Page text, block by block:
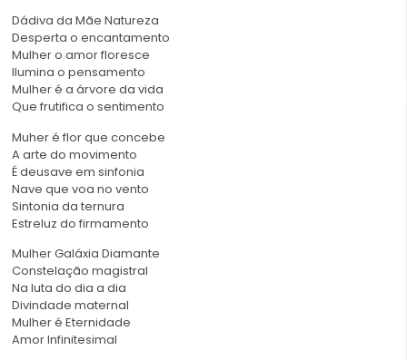
Dádiva da Mãe Natureza
Desperta o encantamento
Mulher o amor floresce
Ilumina o pensamento
Mulher é a árvore da vida
Que frutifica o sentimento
Muher é flor que concebe
A arte do movimento
É deusave em sinfonia
Nave que voa no vento
Sintonia da ternura
Estreluz do firmamento
Mulher Galáxia Diamante
Constelação magistral
Na luta do dia a dia
Divindade maternal
Mulher é Eternidade
Amor Infinitesimal